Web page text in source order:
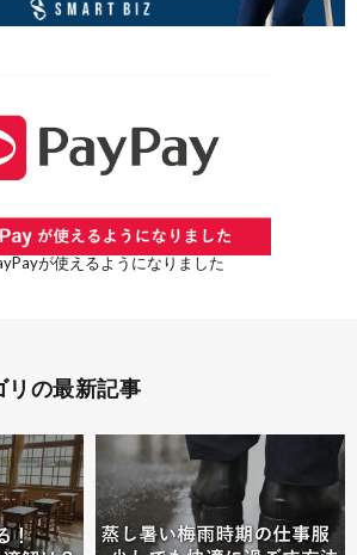
が使えるようになりました
リの最新記事